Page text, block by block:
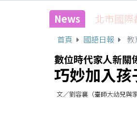
News 北市國
首頁 國語日報 教
數位時代家人新關
巧妙加入
文／劉容襄（臺師大幼兒